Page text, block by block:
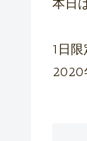
本日
1日
2020